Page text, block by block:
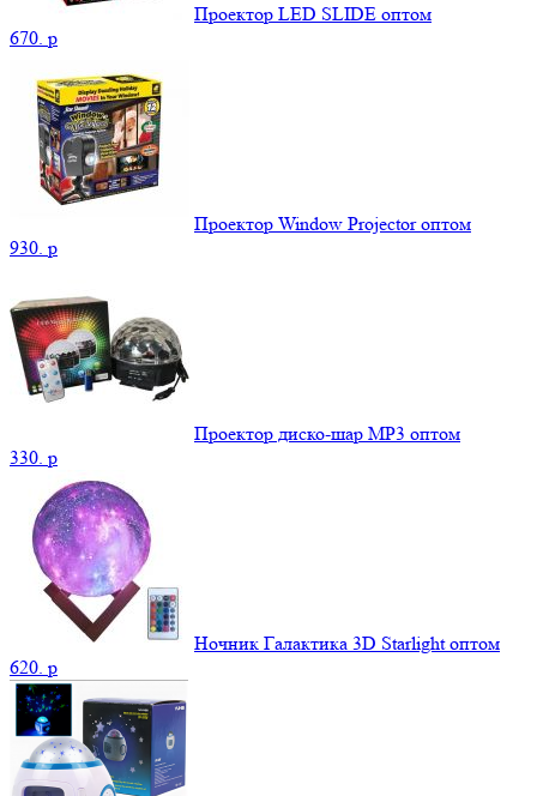
Проектор LED SLIDE оптом
670. p
Проектор Window Projector оптом
930. p
Проектор диско-шар MP3 оптом
330. p
Ночник Галактика 3D Starlight оптом
620. p